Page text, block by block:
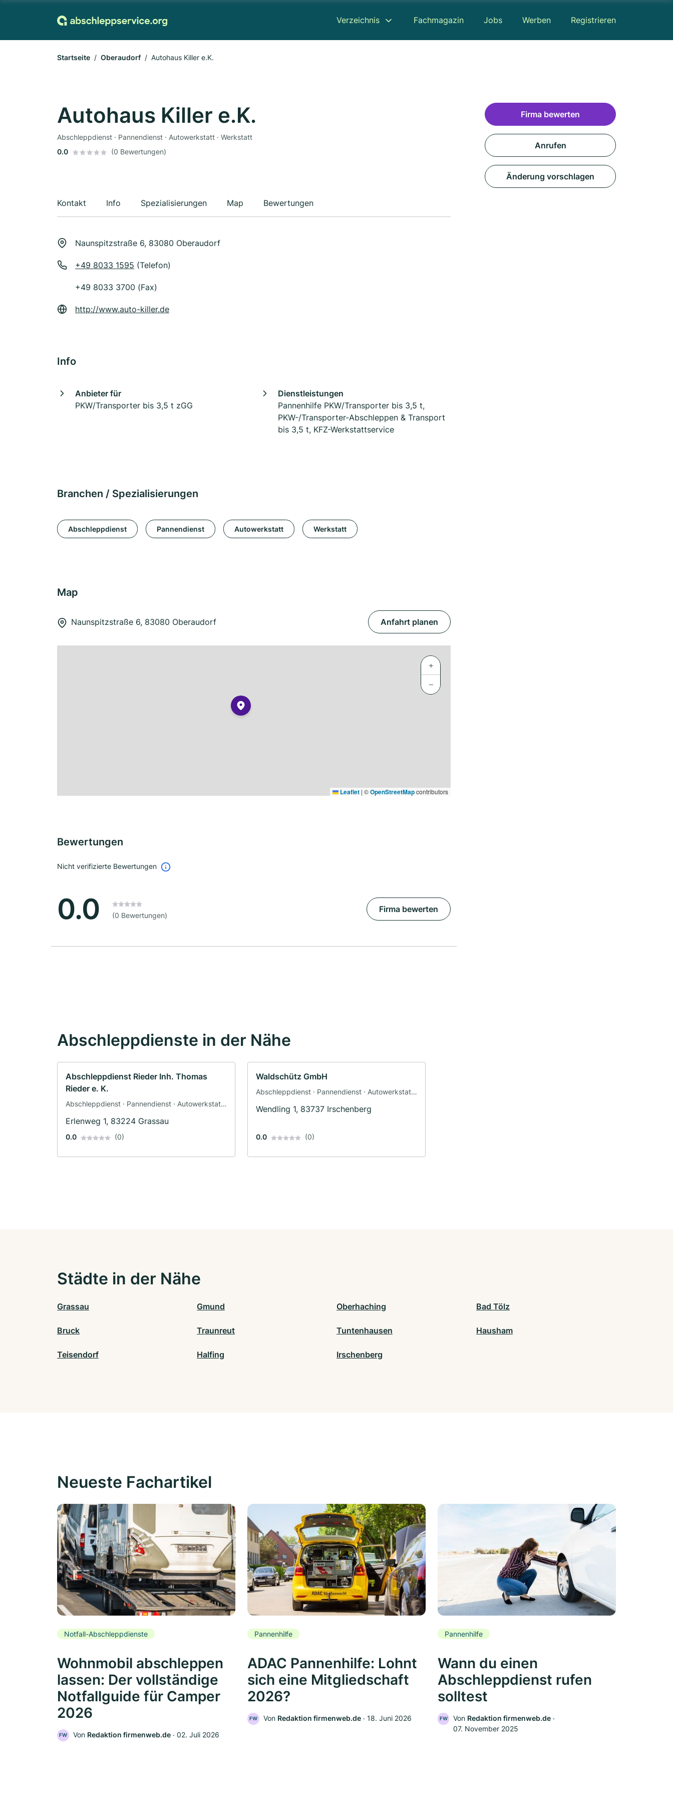
Verzeichnis Fachmagazin Jobs Werben Registrieren
Startseite Oberaudorf Autohaus Killer e.K.
Autohaus Killer e.K.
Abschleppdienst · Pannendienst · Autowerkstatt · Werkstatt
0.0
(0 Bewertungen)
Kontakt Info Spezialisierungen Map Bewertungen
Naunspitzstraße 6, 83080 Oberaudorf
+49 8033 1595 (Telefon)
+49 8033 3700 (Fax)
http://www.auto-killer.de
Info
Anbieter für
PKW/Transporter bis 3,5 t zGG
Dienstleistungen
Pannenhilfe PKW/Transporter bis 3,5 t,
PKW-/Transporter-Abschleppen & Transport
bis 3,5 t, KFZ-Werkstattservice
Branchen / Spezialisierungen
Abschleppdienst Pannendienst Autowerkstatt Werkstatt
Map
Naunspitzstraße 6, 83080 Oberaudorf Anfahrt planen
+
−
Leaflet | ©OpenStreetMapcontributors
Bewertungen
Nicht verifizierte Bewertungen
0.0 (0 Bewertungen)
Firma bewerten
Firma bewerten
Anrufen
Änderung vorschlagen
Abschleppdienste in der Nähe
Abschleppdienst Rieder Inh. Thomas
Rieder e. K.
Abschleppdienst · Pannendienst · Autowerkstatt
Erlenweg 1, 83224 Grassau
0.0 (0)
Waldschütz GmbH
Abschleppdienst · Pannendienst · Autowerkstatt
Wendling 1, 83737 Irschenberg
0.0 (0)
Städte in der Nähe
Grassau Gmund Oberhaching Bad Tölz
Bruck Traunreut Tuntenhausen Hausham
Teisendorf Halfing Irschenberg
Neueste Fachartikel
Notfall-Abschleppdienste
Wohnmobil abschleppen
lassen: Der vollständige
Notfallguide für Camper
2026
FW Von Redaktion firmenweb.de ‧ 02. Juli 2026
Pannenhilfe
ADAC Pannenhilfe: Lohnt
sich eine Mitgliedschaft
2026?
FW Von Redaktion firmenweb.de ‧ 18. Juni 2026
Pannenhilfe
Wann du einen
Abschleppdienst rufen
solltest
FW Von Redaktion firmenweb.de ‧
07. November 2025